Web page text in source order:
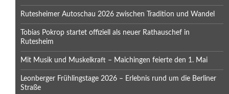
Rutesheimer Autoschau 2026 zwischen Tradition und Wandel
Tobias Pokrop startet offiziell als neuer Rathauschef in
Rutesheim
Mit Musik und Muskelkraft – Maichingen feierte den 1. Mai
Leonberger Frühlingstage 2026 – Erlebnis rund um die Berliner
Straße